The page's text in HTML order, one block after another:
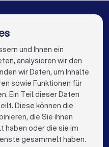
Hamburg
Energieberater in Köln
am Main
Stuttgart
Düsseldorf
Dortmund
und Ihnen ein
analysieren wir den
wir Daten, um Inhalte
sowie Funktionen für
Ein Teil dieser Daten
Diese können die
die Sie ihnen
oder die sie im
gesammelt haben.